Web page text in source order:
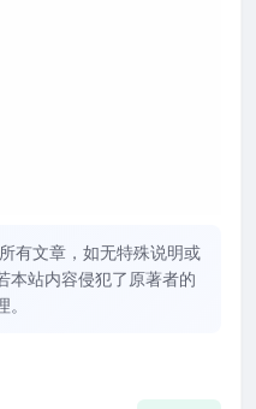
有文章，如无特殊说明或
本站内容侵犯了原著者的